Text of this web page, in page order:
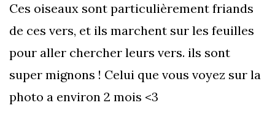
Ces oiseaux sont particulièrement friands
de ces vers, et ils marchent sur les feuilles
pour aller chercher leurs vers. ils sont
super mignons ! Celui que vous voyez sur la
photo a environ 2 mois <3